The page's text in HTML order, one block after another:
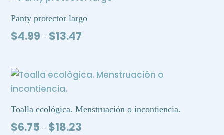
Panty protector largo
$4.99 – $13.47
$13.47
Toalla ecológica. Menstruación o incontiencia.
$6.75 – $18.23